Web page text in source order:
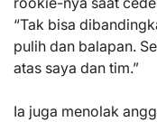
“Tak bisa
pulih dan balapan.
atas saya dan tim.”
Ia juga menolak